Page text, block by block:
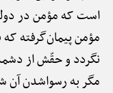
است که مؤمن در
مؤمن پیمان‌گرفته
نگردد و حقّش از
مگر به رسواشدن